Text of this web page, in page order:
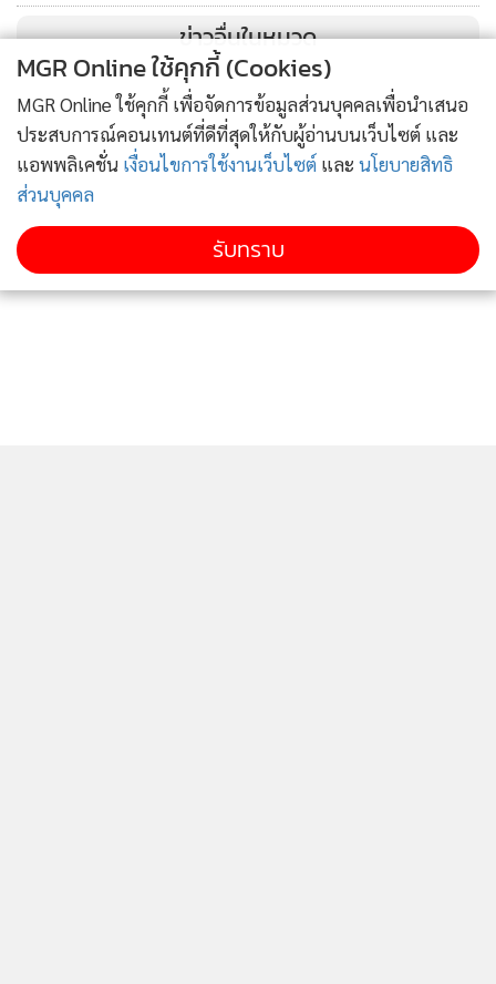
เหตุการณ์ในคลิปสอดคล้องกับที่ผู้ต้องหาให้การ ซึ่งทาง
ศอ.รส.ได้มอบหมาย พนักงานสอบสวนจะได้ทำการรวบรวม
พยานหลักฐานทั้งหมดเพื่อส่งให้ พล.ต.อ.เอก อังสนานนท์ รอง
ผบ.ตร.และพล.ต.ท.อนุชัย เล็กบำรุง ผบช.ภ.4 พร้อมคณะ
พนักงานสืบสวนสอบสวน เพื่อทำการสืบสวนขยายผลต่อไป
ศอ.รส.ขอชี้เแจงว่ากรณีที่มีภาพปรากฏว่ามีชายชุดดำ หรือมีเจ้า
หน้าที่ตำรวจไปทุบรถ จะดำเนินการตรวจสอบด้วยความเป็น
ธรรมโปร่งใส ยุติธรรม พร้อมทั้งแสดงความเสียใจกรณีที่มีผู้เสีย
ชีวิตจากเหตุการณ์ดังกล่าว ไม่ว่าจะเป็นตำรวจหรือผู้ชุมนุม
นอกจากนี้ในส่วนที่เจ้าหน้าที่ตำรวจทำเกินกว่าเหตุนั้น ทาง
ข่าวอื่นในหมวด
MGR Online ใช้คุกกี้ (Cookies)
MGR Online ใช้คุกกี้ เพื่อจัดการข้อมูลส่วนบุคคลเพื่อนำเสนอ
ประสบการณ์คอนเทนต์ที่ดีที่สุดให้กับผู้อ่านบนเว็บไซต์ และ
แอพพลิเคชั่น เงื่อนไขการใช้งานเว็บไซต์ และ นโยบายสิทธิ
ส่วนบุคคล
รับทราบ